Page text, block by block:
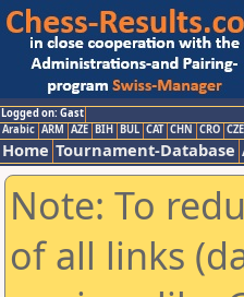
Logged on: Gast
Arabic ARM AZE BIH BUL CAT CHN CRO CZE
Home Tournament-Database
Note: To
of all links